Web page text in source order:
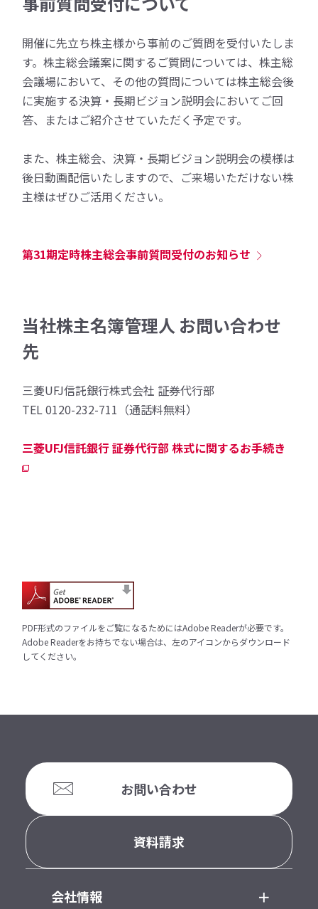
開催に先立ち株主様から事前のご質問を受付いたしま
す。株主総会議案に関するご質問については、株主総
会議場において、その他の質問については株主総会後
に実施する決算・長期ビジョン説明会においてご回
答、またはご紹介させていただく予定です。
また、株主総会、決算・長期ビジョン説明会の模様は
後日動画配信いたしますので、ご来場いただけない株
主様はぜひご活用ください。
第31期定時株主総会事前質問受付のお知らせ
当社株主名簿管理人 お問い合わせ
先
三菱UFJ信託銀行株式会社 証券代行部
TEL 0120-232-711（通話料無料）
三菱UFJ信託銀行 証券代行部 株式に関するお手続き
PDF形式のファイルをご覧になるためにはAdobe Readerが必要です。
Adobe Readerをお持ちでない場合は、左のアイコンからダウンロード
してください。
お問い合わせ
資料請求
会社情報